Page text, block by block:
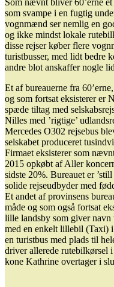
som svampe i en fugtig
vognmænd ser nemlig en
og ikke mindst lokale
disse rejser køber flere
turistbusser, med lidt bedre
andre blot anskaffer nogle
Et af bureauerne fra
og som fortsat eksisterer er
spæde tiltag med
Nilles med ’rigtige’
Mercedes O302 rejsebus
selskabet produceret
Firmaet eksisterer som
2015 opkøbt af Aller
sidste 20%. Bureauet er
solide rejseudbyder med
Et andet af provinsens
måde og som også fortsat
lille landsby som giver navn
med en enkelt lillebil (Taxi)
en turistbus med plads til
driver allerede rutebilkørsel
kone Kathrine overtager i